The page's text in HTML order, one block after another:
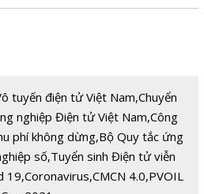
tuyến điện tử Việt Nam,Chuyển
nghiệp Điện tử Việt Nam,Công
phí không dừng,Bộ Quy tắc ứng
số,Tuyển sinh Điện tử viễn
19,Coronavirus,CMCN 4.0,PVOIL